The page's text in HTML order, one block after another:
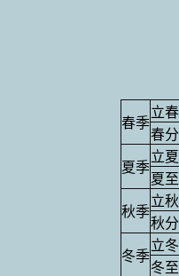
春季
立
春
夏季
立
夏
秋季
立
秋
冬季
立
冬